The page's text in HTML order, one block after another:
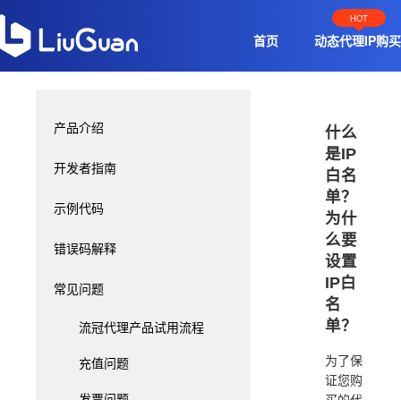
首页
HOT
动态代理IP购买
产品介绍
开发者指南
示例代码
错误码解释
常见问题
流冠代理产品试用流程
充值问题
什么
是IP
白名
单？
为什
么要
设置
IP白
名
单？
为了保
证您购